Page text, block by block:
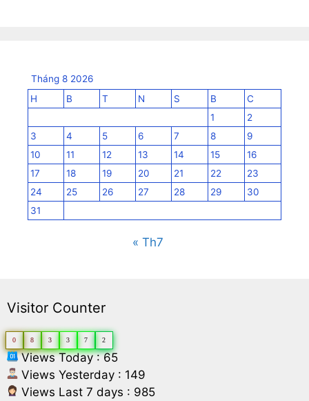
Tháng 8 2026
H
B T N S B
C
1
2
3
4 5 6 7 8
9
10
11 12 13 14 15
16
17
18 19 20 21 22
23
24
25 26 27 28 29
30
31
« Th7
Visitor Counter
0 8 3 3 7 2
Views Today : 65
Views Yesterday : 149
Views Last 7 days : 985